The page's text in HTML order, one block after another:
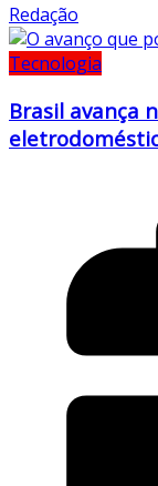
Redação
Tecnologia
Brasil avança